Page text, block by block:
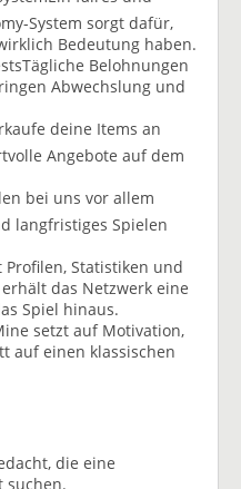
System sorgt dafür,
Bedeutung haben.
Belohnungen
Abwechslung und
deine Items an
Angebote auf dem
bei uns vor allem
langfristiges Spielen
Statistiken und
das Netzwerk eine
Spiel hinaus.
setzt auf Motivation,
auf einen klassischen
die eine
suchen.